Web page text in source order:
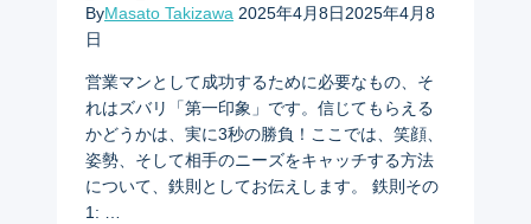
ByMasato Takizawa 2025年4月8日2025年4月8
日
営業マンとして成功するために必要なもの、そ
れはズバリ「第一印象」です。信じてもらえる
かどうかは、実に3秒の勝負！ここでは、笑顔、
姿勢、そして相手のニーズをキャッチする方法
について、鉄則としてお伝えします。 鉄則その
1: …